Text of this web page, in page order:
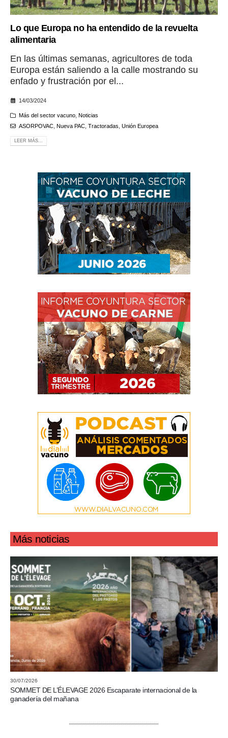
Lo que Europa no ha entendido de la revuelta
alimentaria
En las últimas semanas, agricultores de toda
Europa están saliendo a la calle mostrando su
enfado y frustración por el...
14/03/2024
Más del sector vacuno, Noticias
ASORPOVAC, Nueva PAC, Tractoradas Unión Europea
LEER MÁS...
Más noticias
30/07/2026
SOMMET DE L’ÉLEVAGE 2026 Escaparate internacional de la
ganadería del mañana